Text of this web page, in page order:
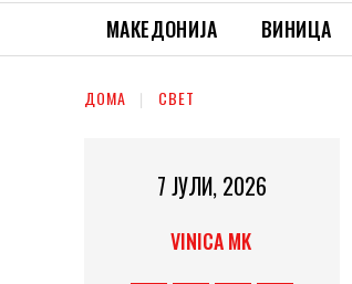
МАКЕДОНИЈА ВИНИЦА
ДОМА СВЕТ
7 ЈУЛИ, 2026
VINICA MK